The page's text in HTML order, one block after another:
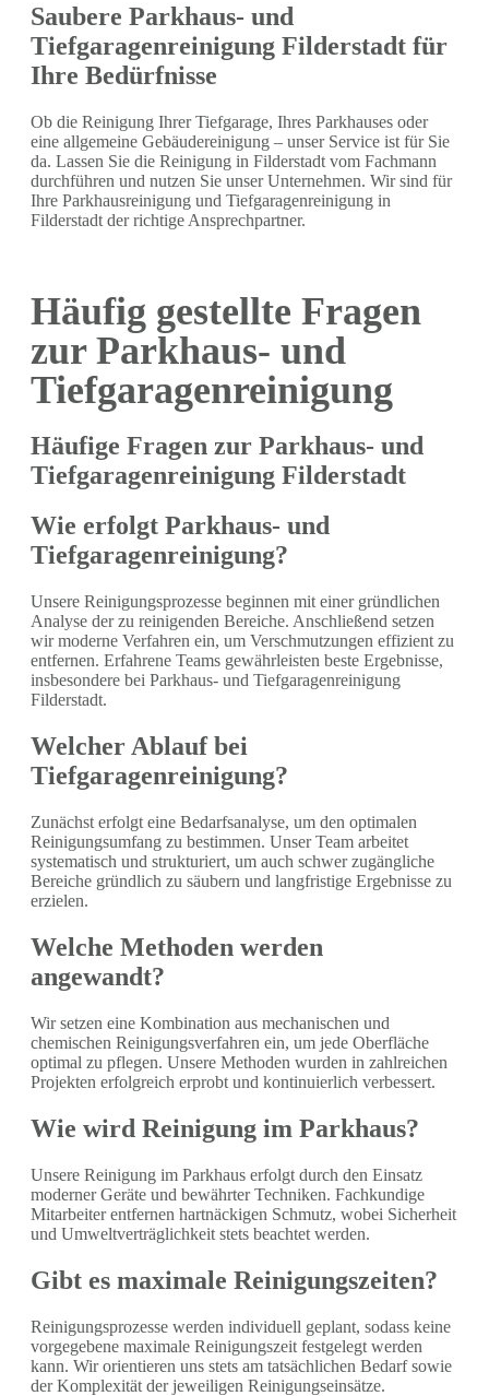
Saubere Parkhaus- und
Tiefgaragenreinigung Filderstadt für
Ihre Bedürfnisse
Ob die Reinigung Ihrer Tiefgarage, Ihres Parkhauses oder
eine allgemeine Gebäudereinigung – unser Service ist für Sie
da. Lassen Sie die Reinigung in Filderstadt vom Fachmann
durchführen und nutzen Sie unser Unternehmen. Wir sind für
Ihre Parkhausreinigung und Tiefgaragenreinigung in
Filderstadt der richtige Ansprechpartner.
Häufig gestellte Fragen
zur Parkhaus- und
Tiefgaragenreinigung
Häufige Fragen zur Parkhaus- und
Tiefgaragenreinigung Filderstadt
Wie erfolgt Parkhaus- und
Tiefgaragenreinigung?
Unsere Reinigungsprozesse beginnen mit einer gründlichen
Analyse der zu reinigenden Bereiche. Anschließend setzen
wir moderne Verfahren ein, um Verschmutzungen effizient zu
entfernen. Erfahrene Teams gewährleisten beste Ergebnisse,
insbesondere bei Parkhaus- und Tiefgaragenreinigung
Filderstadt.
Welcher Ablauf bei
Tiefgaragenreinigung?
Zunächst erfolgt eine Bedarfsanalyse, um den optimalen
Reinigungsumfang zu bestimmen. Unser Team arbeitet
systematisch und strukturiert, um auch schwer zugängliche
Bereiche gründlich zu säubern und langfristige Ergebnisse zu
erzielen.
Welche Methoden werden
angewandt?
Wir setzen eine Kombination aus mechanischen und
chemischen Reinigungsverfahren ein, um jede Oberfläche
optimal zu pflegen. Unsere Methoden wurden in zahlreichen
Projekten erfolgreich erprobt und kontinuierlich verbessert.
Wie wird Reinigung im Parkhaus?
Unsere Reinigung im Parkhaus erfolgt durch den Einsatz
moderner Geräte und bewährter Techniken. Fachkundige
Mitarbeiter entfernen hartnäckigen Schmutz, wobei Sicherheit
und Umweltverträglichkeit stets beachtet werden.
Gibt es maximale Reinigungszeiten?
Reinigungsprozesse werden individuell geplant, sodass keine
vorgegebene maximale Reinigungszeit festgelegt werden
kann. Wir orientieren uns stets am tatsächlichen Bedarf sowie
der Komplexität der jeweiligen Reinigungseinsätze.